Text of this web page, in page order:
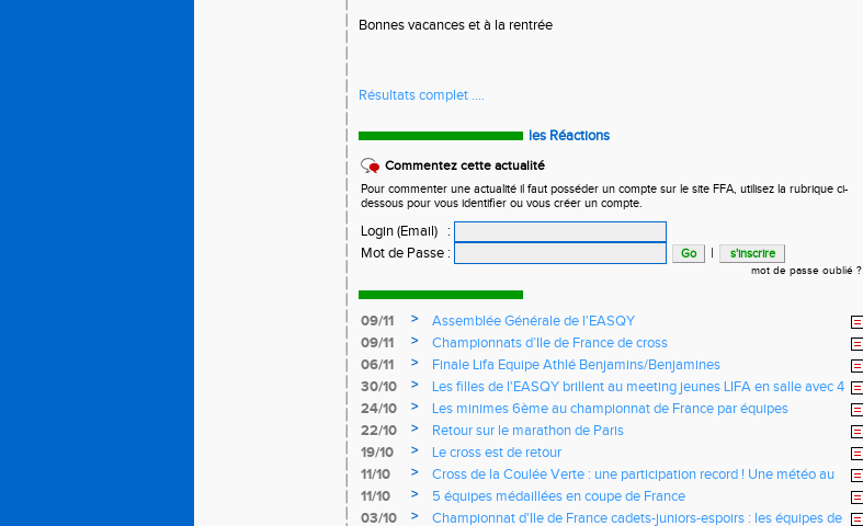
Bonnes vacances et à la rentrée
Résultats complet ....
les Réactions
Commentez cette actualité
Pour commenter une actualité il faut posséder un compte sur le site FFA, utilisez la rubrique ci-
dessous pour vous identifier ou vous créer un compte.
Login (Email)
:
Mot de Passe : |
mot de passe oublié ?
09/11 >
Assemblée Générale de l'EASQY
09/11
>
Championnats d’Ile de France de cross
06/11
>
Finale Lifa Equipe Athlé Benjamins/Benjamines
30/10
>
Les filles de l'EASQY brillent au meeting jeunes LIFA en salle avec 4
records du club battus
24/10 >
Les minimes 6ème au championnat de France par équipes
22/10
>
Retour sur le marathon de Paris
19/10
>
Le cross est de retour
11/10
>
Cross de la Coulée Verte : une participation record ! Une météo au
Rendez-vous !
11/10 >
5 équipes médaillées en coupe de France
03/10
> Championnat d'Ile de France cadets-juniors-espoirs : les équipes de